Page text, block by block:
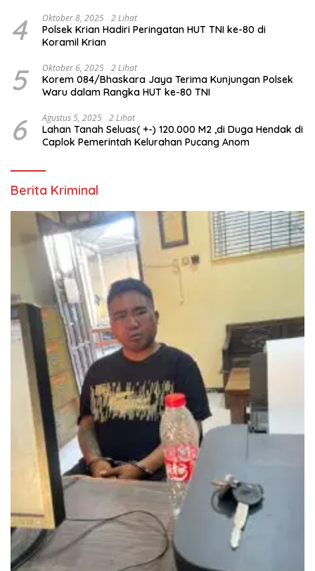
4 Oktober 8, 2025 2 Lihat
Polsek Krian Hadiri Peringatan HUT TNI ke-80 di
Koramil Krian
5 Oktober 6, 2025 2 Lihat
Korem 084/Bhaskara Jaya Terima Kunjungan Polsek
6 Agustus 5, 2025 2 Lihat
Lahan Tanah Seluas( +-) 120.000 M2 ,di Duga Hendak di
Caplok Pemerintah Kelurahan Pucang Anom
Berita Kriminal